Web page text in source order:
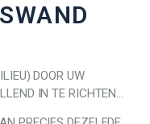
DOOR UW
IN TE RICHTEN…